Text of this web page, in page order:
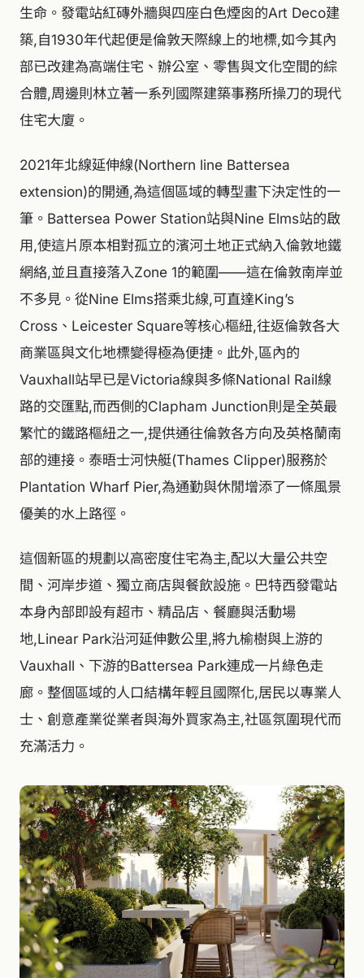
生命。發電站紅磚外牆與四座白色煙囪的Art Deco建
築,自1930年代起便是倫敦天際線上的地標,如今其內
部已改建為高端住宅、辦公室、零售與文化空間的綜
合體,周邊則林立著一系列國際建築事務所操刀的現代
住宅大廈。
2021年北線延伸線(Northern line Battersea
extension)的開通,為這個區域的轉型畫下決定性的一
筆。Battersea Power Station站與Nine Elms站的啟
用,使這片原本相對孤立的濱河土地正式納入倫敦地鐵
網絡,並且直接落入Zone 1的範圍——這在倫敦南岸並
不多見。從Nine Elms搭乘北線,可直達King’s
Cross、Leicester Square等核心樞紐,往返倫敦各大
商業區與文化地標變得極為便捷。此外,區內的
Vauxhall站早已是Victoria線與多條National Rail線
路的交匯點,而西側的Clapham Junction則是全英最
繁忙的鐵路樞紐之一,提供通往倫敦各方向及英格蘭南
部的連接。泰晤士河快艇(Thames Clipper)服務於
Plantation Wharf Pier,為通勤與休閒增添了一條風景
優美的水上路徑。
這個新區的規劃以高密度住宅為主,配以大量公共空
間、河岸步道、獨立商店與餐飲設施。巴特西發電站
本身內部即設有超市、精品店、餐廳與活動場
地,Linear Park沿河延伸數公里,將九榆樹與上游的
Vauxhall、下游的Battersea Park連成一片綠色走
廊。整個區域的人口結構年輕且國際化,居民以專業人
士、創意產業從業者與海外買家為主,社區氛圍現代而
充滿活力。